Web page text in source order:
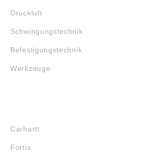
Druckluft
Schwingungstechnik
Befestigungstechnik
Werkzeuge
Carhartt
Fortis